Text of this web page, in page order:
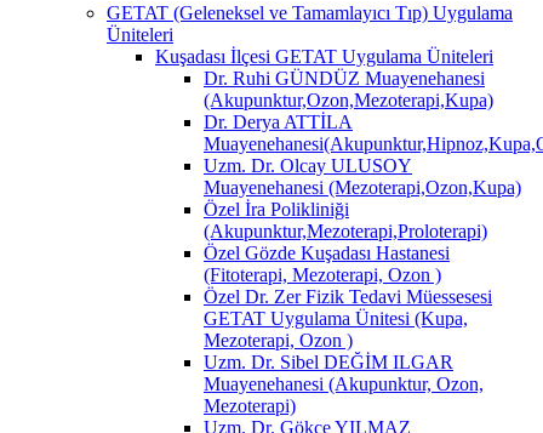
GETAT (Geleneksel ve Tamamlayıcı Tıp) Uygulama
Üniteleri
Kuşadası İlçesi GETAT Uygulama Üniteleri
Dr. Ruhi GÜNDÜZ Muayenehanesi
(Akupunktur,Ozon,Mezoterapi,Kupa)
Dr. Derya ATTİLA
Uzm. Dr. Olcay ULUSOY
Muayenehanesi (Mezoterapi,Ozon,Kupa)
Özel İra Polikliniği
(Akupunktur,Mezoterapi,Proloterapi)
Özel Gözde Kuşadası Hastanesi
(Fitoterapi, Mezoterapi, Ozon )
Özel Dr. Zer Fizik Tedavi Müessesesi
GETAT Uygulama Ünitesi (Kupa,
Mezoterapi, Ozon )
Uzm. Dr. Sibel DEĞİM ILGAR
Muayenehanesi (Akupunktur, Ozon,
Mezoterapi)
Uzm. Dr. Gökçe YILMAZ